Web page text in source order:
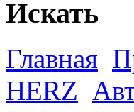
Искать
Главная
HERZ